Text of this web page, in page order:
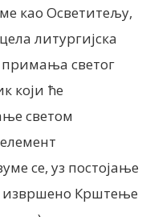
као Осветитељу,
литургијска
примања светог
који ће
светом
се, уз постојање
извршено Крштење